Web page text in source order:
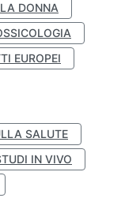
DONNA
EUROPEI
SALUTE
IN VIVO